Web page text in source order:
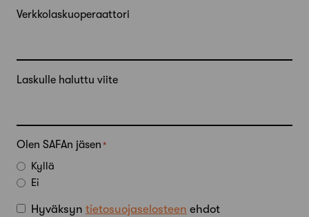
Verkkolaskuoperaattori
Laskulle haluttu viite
Olen SAFAn jäsen
Kyllä
Ei
Hyväksyn tietosuojaselosteen ehdot